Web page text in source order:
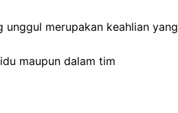
unggul merupakan keahlian yang
maupun dalam tim